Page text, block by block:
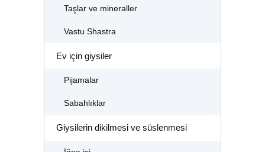
Taşlar ve mineraller
Vastu Shastra
Ev için giysiler
Pijamalar
Sabahlıklar
Giysilerin dikilmesi ve süslenmesi